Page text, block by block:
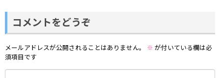
コメントをどうぞ
メールアドレスが公開されることはありません。 ※ が付いている欄は必
須項目です